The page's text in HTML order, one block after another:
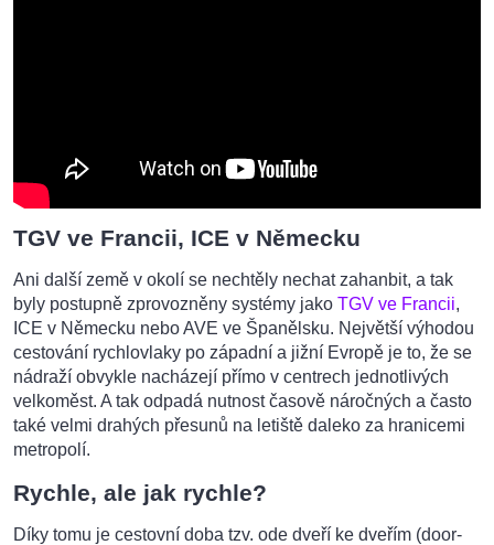
TGV ve Francii, ICE v Německu
Ani další země v okolí se nechtěly nechat zahanbit, a tak
byly postupně zprovozněny systémy jako TGV ve Francii,
ICE v Německu nebo AVE ve Španělsku. Největší výhodou
cestování rychlovlaky po západní a jižní Evropě je to, že se
nádraží obvykle nacházejí přímo v centrech jednotlivých
velkoměst. A tak odpadá nutnost časově náročných a často
také velmi drahých přesunů na letiště daleko za hranicemi
metropolí.
Rychle, ale jak rychle?
Díky tomu je cestovní doba tzv. ode dveří ke dveřím (door-